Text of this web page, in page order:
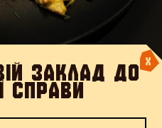
ЗАКЛАД ДО
СПРАВИ